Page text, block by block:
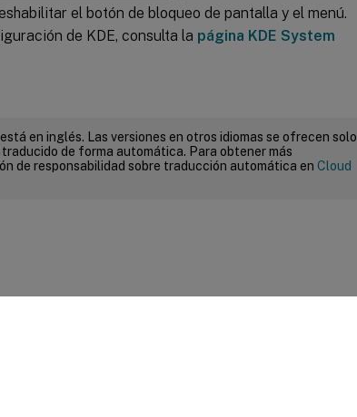
el botón de bloqueo de pantalla y el menú.
de KDE, consulta la página KDE System
en inglés. Las versiones en otros idiomas se ofrecen solo
de forma automática. Para obtener más
de responsabilidad sobre traducción automática en Cloud